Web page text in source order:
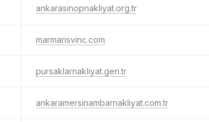
ankarasinopnakliyat.org.tr
marmarisvinc.com
pursaklarnakliyat.gen.tr
ankaramersinambarnakliyat.com.tr